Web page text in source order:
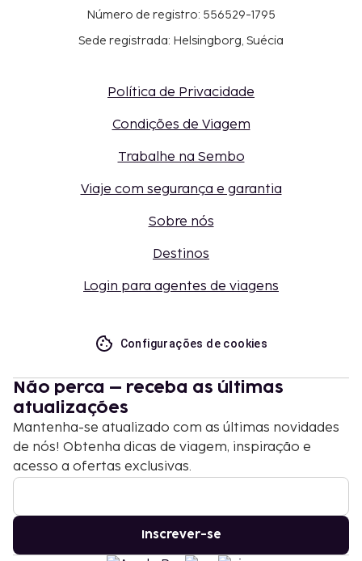
Número de registro: 556529-1795
Sede registrada: Helsingborg, Suécia
Política de Privacidade
Condições de Viagem
Trabalhe na Sembo
Viaje com segurança e garantia
Sobre nós
Destinos
Login para agentes de viagens
Configurações de cookies
Não perca – receba as últimas
atualizações
Mantenha-se atualizado com as últimas novidades
de nós! Obtenha dicas de viagem, inspiração e
acesso a ofertas exclusivas.
Inscrever-se